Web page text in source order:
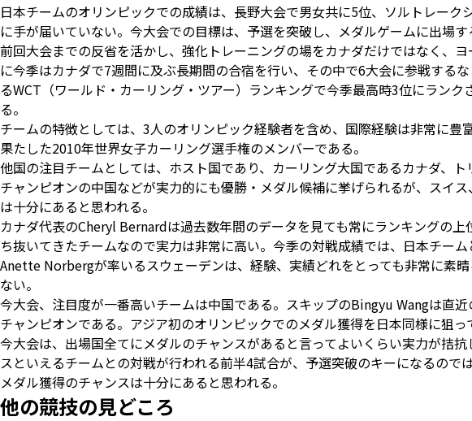
日本チームのオリンピックでの成績は、長野大会で男女共に5位、ソルトレー
に手が届いていない。今大会での目標は、予選を突破し、メダルゲームに出場
前回大会までの反省を活かし、強化トレーニングの場をカナダだけではなく、
に今季はカナダで7週間に及ぶ長期間の合宿を行い、その中で6大会に参戦する
るWCT（ワールド・カーリング・ツアー）ランキングで今季最高時3位にラン
る。
チームの特徴としては、3人のオリンピック経験者を含め、国際経験は非常に
果たした2010年世界女子カーリング選手権のメンバーである。
他国の注目チームとしては、ホスト国であり、カーリング大国であるカナダ、
チャンピオンの中国などが実力的にも優勝・メダル候補に挙げられるが、スイ
は十分にあると思われる。
カナダ代表のCheryl Bernardは過去数年間のデータを見ても常にランキングの
ち抜いてきたチームなので実力は非常に高い。今季の対戦成績では、日本チーム
Anette Norbergが率いるスウェーデンは、経験、実績どれをとっても非常に素
ない。
今大会、注目度が一番高いチームは中国である。スキップのBingyu Wangは直
チャンピオンである。アジア初のオリンピックでのメダル獲得を日本同様に狙っ
今大会は、出場国全てにメダルのチャンスがあると言ってよいくらい実力が拮
スといえるチームとの対戦が行われる前半4試合が、予選突破のキーになるので
メダル獲得のチャンスは十分にあると思われる。
他の競技の見どころ